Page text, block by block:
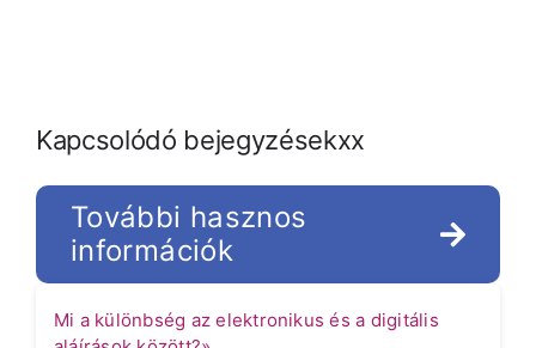
Kapcsolódó bejegyzésekxx
További hasznos
információk
Mi a különbség az elektronikus és a digitális